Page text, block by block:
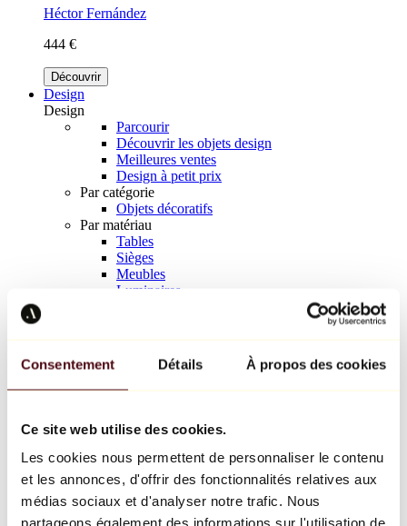
Consentement Détails À propos des cookies
Ce site web utilise des cookies.
Les cookies nous permettent de personnaliser le contenu
et les annonces, d'offrir des fonctionnalités relatives aux
médias sociaux et d'analyser notre trafic. Nous
partageons également des informations sur l'utilisation de
Héctor Fernández
444 €
Découvrir
Design
Design
Parcourir
Découvrir les objets design
Meilleures ventes
Design à petit prix
Par catégorie
Objets décoratifs
Par matériau
Tables
Sièges
Meubles
Luminaires
Richard Orlinski
Keith Haring
Jeff Koons
Jean-Michel Basquiat
Tous les designers
Œuvre de la semaine